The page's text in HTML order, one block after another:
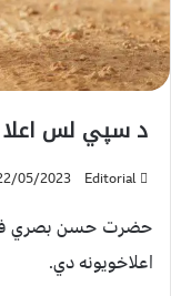
د سپي لس اعلا
Editorial
05/2023
حضرت حسن بصري
اعلاخويونه دي.